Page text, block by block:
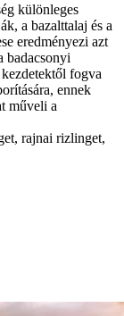
különleges
a bazalttalaj és a
eredményezi azt
badacsonyi
fogva
ennek
műveli a
rajnai rizlinget,